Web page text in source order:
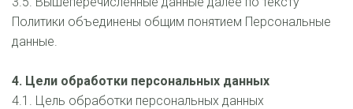
Политики объединены общим понятием Персональные
данные.
4. Цели обработки персональных данных
4.1. Цель обработки персональных данных